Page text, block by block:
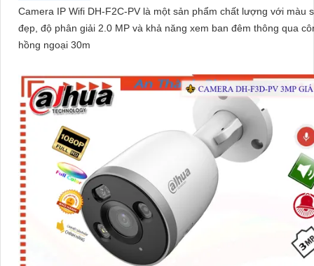
Camera IP Wifi DH-F2C-PV là một sản phẩm chất lượng với màu
đẹp, độ phân giải 2.0 MP và khả năng xem ban đêm thông qua
hồng ngoại 30m